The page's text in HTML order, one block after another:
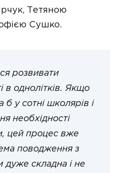
Тетяною
Сушко.
розвивати
в однолітків. Якщо
б у сотні школярів і
необхідності
цей процес вже
поводження з
дуже складна і не